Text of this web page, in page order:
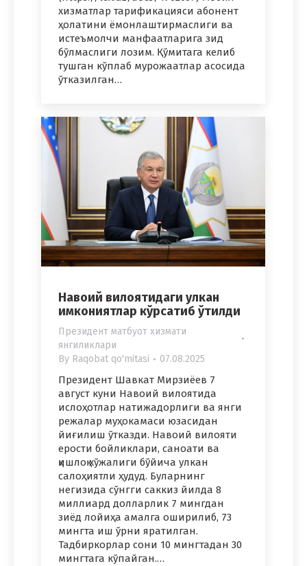
хизматлар тарификацияси абонент
ҳолатини ёмонлаштирмаслиги ва
истеъмолчи манфаатларига зид
бўлмаслиги лозим. Қўмитага келиб
тушган кўплаб мурожаатлар асосида
ўтказилган…
Навоий вилоятидаги улкан
имкониятлар кўрсатиб ўтилди
Президент матбуот хизмати
янгиликлари
By Raqobat qo'mitasi 07.08.2025
Президент Шавкат Мирзиёев 7
август куни Навоий вилоятида
ислоҳотлар натижадорлиги ва янги
режалар муҳокамаси юзасидан
йиғилиш ўтказди. Навоий вилояти
ерости бойликлари, саноати ва
қишлоқ хўжалиги бўйича улкан
салоҳиятли ҳудуд. Буларнинг
негизида сўнгги саккиз йилда 8
миллиард долларлик 7 мингдан
зиёд лойиҳа амалга оширилиб, 73
мингта иш ўрни яратилган.
Тадбиркорлар сони 10 мингтадан 30
мингтага кўпайган.…